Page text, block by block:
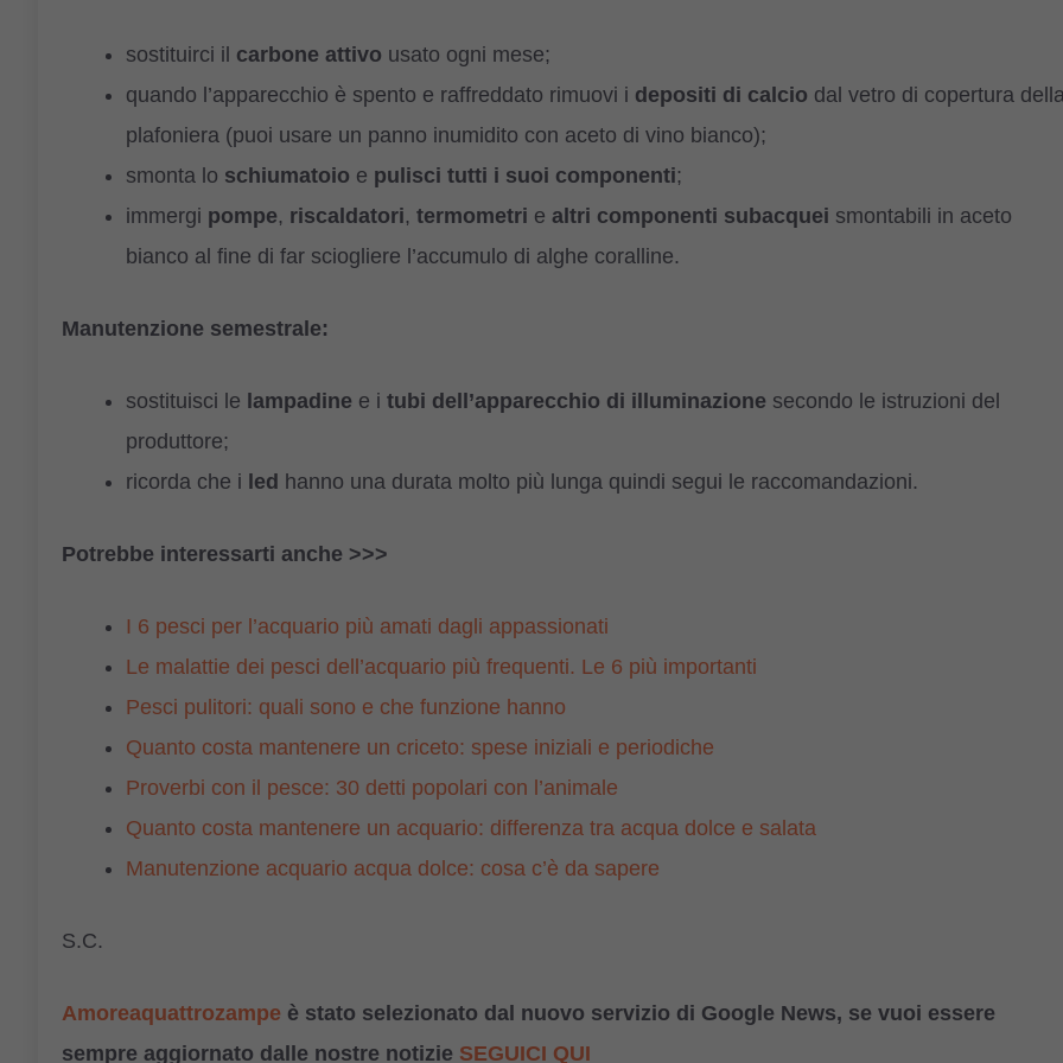
sostituirci il carbone attivo usato ogni mese;
quando l’apparecchio è spento e raffreddato rimuovi i depositi di calcio dal vetro di copertura
plafoniera (puoi usare un panno inumidito con aceto di vino bianco);
smonta lo schiumatoio ​​e pulisci tutti i suoi componenti;
immergi pompe, riscaldatori, termometri e altri componenti subacquei smontabili in aceto
bianco al fine di far sciogliere l’accumulo di alghe coralline.
Manutenzione semestrale:
sostituisci le lampadine e i tubi dell’apparecchio di illuminazione secondo le istruzioni del
produttore;
ricorda che i led hanno una durata molto più lunga quindi segui le raccomandazioni.
Potrebbe interessarti anche >>>
I 6 pesci per l’acquario più amati dagli appassionati
Le malattie dei pesci dell’acquario più frequenti. Le 6 più importanti
Pesci pulitori: quali sono e che funzione hanno
Quanto costa mantenere un criceto: spese iniziali e periodiche
Proverbi con il pesce: 30 detti popolari con l’animale
Quanto costa mantenere un acquario: differenza tra acqua dolce e salata
Manutenzione acquario acqua dolce: cosa c’è da sapere
S.C.
Amoreaquattrozampe è stato selezionato dal nuovo servizio di Google News, se vuoi essere
sempre aggiornato dalle nostre notizie SEGUICI QUI